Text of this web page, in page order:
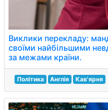
Виклики перекладу:
своїми найбільшими
за межами країни.
Політика Англія Кав'ярня